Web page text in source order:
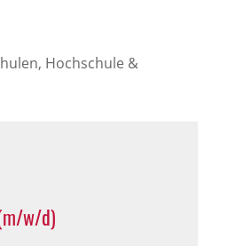
Hochschule &
w/d)